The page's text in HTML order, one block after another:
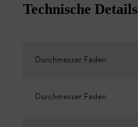
Technische Details
Durchmesser Faden
Durchmesser Faden